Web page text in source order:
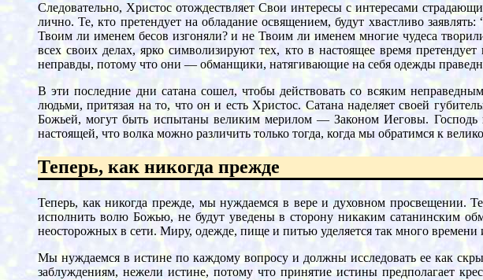
Следовательно, Христос отождествляет Свои интересы с интересами
лично. Те, кто претендует на обладание освящением, будут хвастливо
Твоим ли именем бесов изгоняли? и не Твоим ли именем многие чудеса
всех своих делах, ярко символизируют тех, кто в настоящее время
неправды, потому что они — обманщики, натягивающие на себя одежды
В эти последние дни сатана сошел, чтобы действовать со всяким
людьми, притязая на то, что он и есть Христос. Сатана наделяет своей
Божьей, могут быть испытаны великим мерилом — Законом Иеговы. Господь
настоящей, что волка можно различить только тогда, когда мы обратимся к
Теперь, как никогда прежде
Теперь, как никогда прежде, мы нуждаемся в вере и духовном просвещении.
исполнить волю Божью, не будут уведены в сторону никаким сатанинским
неосторожных в сети. Миру, одежде, пище и питью уделяется так много
Мы нуждаемся в истине по каждому вопросу и должны исследовать ее как
заблуждениям, нежели истине, потому что принятие истины предполагает